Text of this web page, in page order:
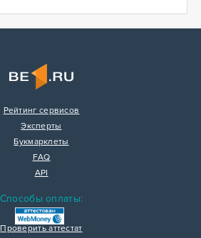
Рейтинг сервисов
Эксперты
Букмарклеты
FAQ
API
Способы оплаты:
Проверить аттестат